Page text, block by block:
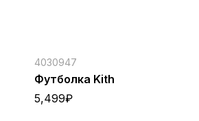
4030947
Футболка Kith
5,499₽